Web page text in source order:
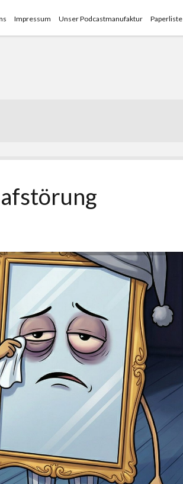
Impressum Unser Podcastmanufaktur Paperliste